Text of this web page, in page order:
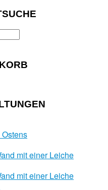
mit einer Leiche
mit einer Leiche